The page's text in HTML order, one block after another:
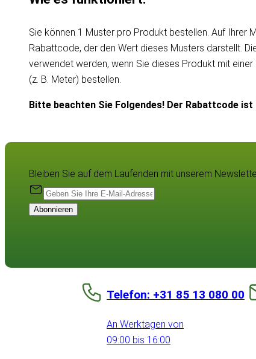
Sie können 1 Muster pro Produkt bestellen. Auf Ihrer
Rabattcode, der den Wert dieses Musters darstellt.
verwendet werden, wenn Sie dieses Produkt mit
(z. B. Meter) bestellen.
Bitte beachten Sie Folgendes! Der Rabattcode
Bleiben Sie auf dem Laufenden mit unserem
Abonnieren
Telefon: +31 85 13 080 00
An Werktagen von
09:00 bis 16:00